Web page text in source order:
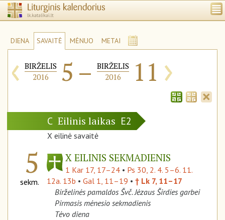
DIENA SAVAITĖ MĖNUO METAI
‹ BIRŽELIS
2016
5 – BIRŽELIS
2016
11 ›
C Eilinis laikas E2
X eilinė savaitė
5
sekm.
X EILINIS SEKMADIENIS
1 Kar 17, 17–24 • Ps 30, 2. 4. 5–6. 11.
12a. 13b • Gal 1, 11–19 • † Lk 7, 11–17
Birželinės pamaldos Švč. Jėzaus Širdies garbei
Pirmasis mėnesio sekmadienis
Tėvo diena